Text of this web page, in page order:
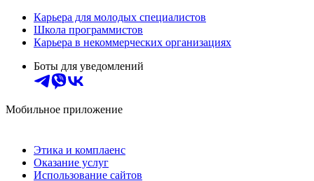
Карьера для молодых специалистов
Школа программистов
Карьера в некоммерческих организациях
Боты для уведомлений
Мобильное приложение
Этика и комплаенс
Оказание услуг
Использование сайтов